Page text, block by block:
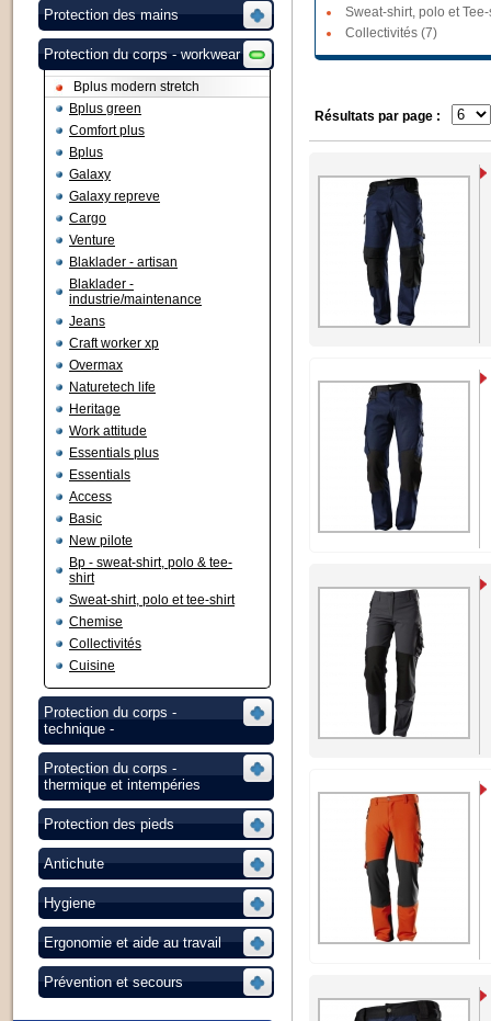
Protection des mains
Protection du corps - workwear
Bplus modern stretch
Bplus green
Comfort plus
Bplus
Galaxy
Galaxy repreve
Cargo
Venture
Blaklader - artisan
Blaklader -
industrie/maintenance
Jeans
Craft worker xp
Overmax
Naturetech life
Heritage
Work attitude
Essentials plus
Essentials
Access
Basic
New pilote
Bp - sweat-shirt, polo & tee-
shirt
Sweat-shirt, polo et tee-shirt
Chemise
Collectivités
Cuisine
Protection du corps -
technique -
Protection du corps -
thermique et intempéries
Protection des pieds
Antichute
Hygiene
Ergonomie et aide au travail
Prévention et secours
Sweat-shirt, polo et
Collectivités (7)
Résultats par page :